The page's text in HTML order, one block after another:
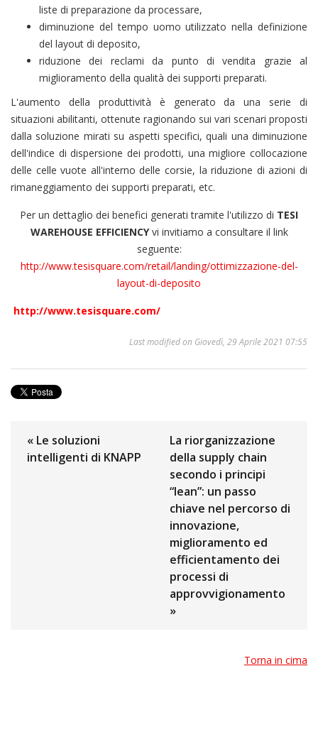
liste di preparazione da processare,
diminuzione del tempo uomo utilizzato nella definizione
del layout di deposito,
riduzione dei reclami da punto di vendita grazie al
miglioramento della qualità dei supporti preparati.
L'aumento della produttività è generato da una serie di
situazioni abilitanti, ottenute ragionando sui vari scenari proposti
dalla soluzione mirati su aspetti specifici, quali una diminuzione
dell'indice di dispersione dei prodotti, una migliore collocazione
delle celle vuote all'interno delle corsie, la riduzione di azioni di
rimaneggiamento dei supporti preparati, etc.
Per un dettaglio dei benefici generati tramite l'utilizzo di TESI
WAREHOUSE EFFICIENCYvi invitiamo a consultare il link
seguente:
http://www.tesisquare.com/retail/landing/ottimizzazione-del-
layout-di-deposito
http://www.tesisquare.com/
Last modified on Giovedì, 29 Aprile 2021 07:55
« Le soluzioni
intelligenti di KNAPP
La riorganizzazione
della supply chain
secondo i principi
“lean”: un passo
chiave nel percorso di
innovazione,
miglioramento ed
efficientamento dei
processi di
approvvigionamento
»
Torna in cima